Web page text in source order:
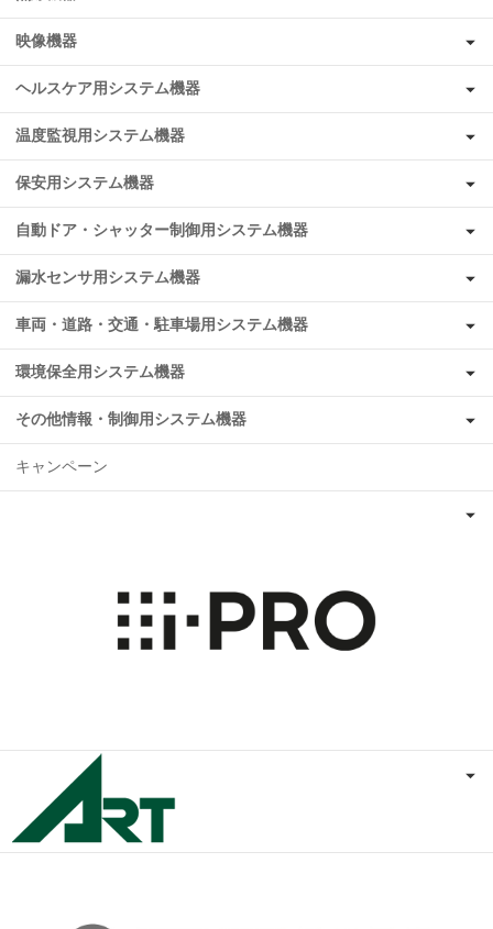
映像機器
ヘルスケア用システム機器
温度監視用システム機器
保安用システム機器
自動ドア・シャッター制御用システム機器
漏水センサ用システム機器
車両・道路・交通・駐車場用システム機器
環境保全用システム機器
その他情報・制御用システム機器
キャンペーン